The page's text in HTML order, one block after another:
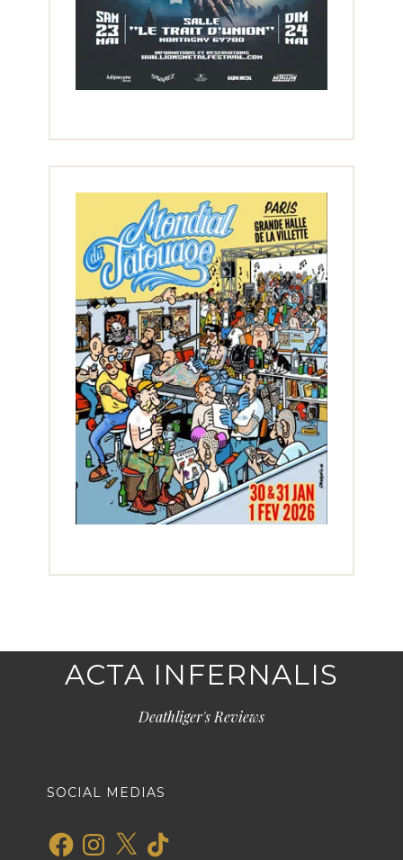
ACTA INFERNALIS
Deathliger's Reviews
SOCIAL MEDIAS
FacebookInstagram
X TikTok